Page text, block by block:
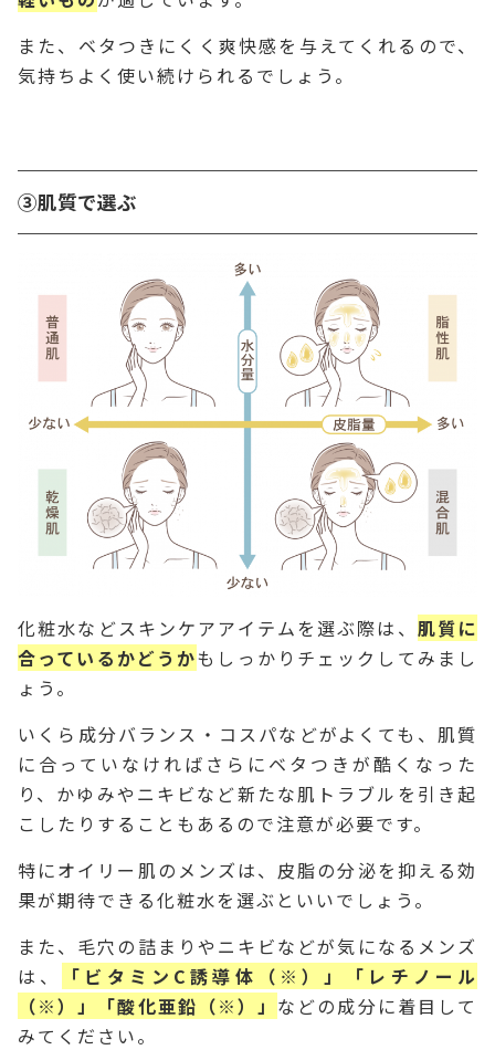
また、ベタつきにくく爽快感を与えてくれるので、
気持ちよく使い続けられるでしょう。
③肌質で選ぶ
化粧水などスキンケアアイテムを選ぶ際は、 肌質に
合っているかどうかもしっかりチェックしてみまし
ょう。
いくら成分バランス・コスパなどがよくても、肌質
に合っていなければさらにベタつきが酷くなった
り、かゆみやニキビなど新たな肌トラブルを引き起
こしたりすることもあるので注意が必要です。
特にオイリー肌のメンズは、皮脂の分泌を抑える効
果が期待できる化粧水を選ぶといいでしょう。
また、毛穴の詰まりやニキビなどが気になるメンズ
は、
「ビタミンC誘導体（※）」「レチノール
（※）」「酸化亜鉛（※）」 などの成分に着目して
みてください。